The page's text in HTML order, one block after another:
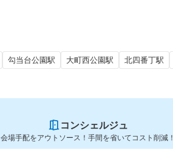
勾当台公園駅 大町西公園駅 北四番丁駅
コンシェルジュ
会場手配をアウトソース！手間を省いてコスト削減！